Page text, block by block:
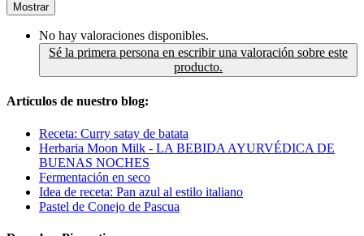
Mostrar
No hay valoraciones disponibles.
Sé la primera persona en escribir una valoración sobre este
producto.
Artículos de nuestro blog:
Receta: Curry satay de batata
Herbaria Moon Milk - LA BEBIDA AYURVÉDICA DE
BUENAS NOCHES
Fermentación en seco
Idea de receta: Pan azul al estilo italiano
Pastel de Conejo de Pascua